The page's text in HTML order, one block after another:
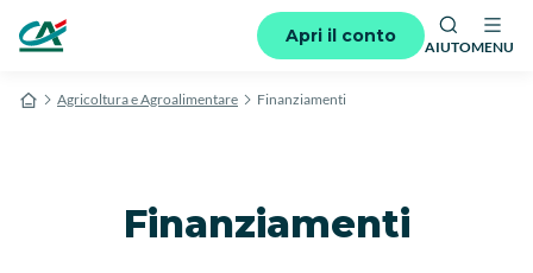
Apri il conto
AIUTOMENU
Agricoltura e Agroalimentare Finanziamenti
Finanziamenti